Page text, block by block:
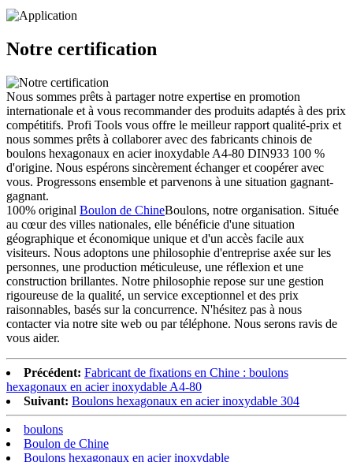
Notre certification
Nous sommes prêts à partager notre expertise en promotion
internationale et à vous recommander des produits adaptés à des prix
compétitifs. Profi Tools vous offre le meilleur rapport qualité-prix et
nous sommes prêts à collaborer avec des fabricants chinois de
boulons hexagonaux en acier inoxydable A4-80 DIN933 100 %
d'origine. Nous espérons sincèrement échanger et coopérer avec
vous. Progressons ensemble et parvenons à une situation gagnant-
gagnant.
100% original Boulon de ChineBoulons, notre organisation. Située
au cœur des villes nationales, elle bénéficie d'une situation
géographique et économique unique et d'un accès facile aux
visiteurs. Nous adoptons une philosophie d'entreprise axée sur les
personnes, une production méticuleuse, une réflexion et une
construction brillantes. Notre philosophie repose sur une gestion
rigoureuse de la qualité, un service exceptionnel et des prix
raisonnables, basés sur la concurrence. N'hésitez pas à nous
contacter via notre site web ou par téléphone. Nous serons ravis de
vous aider.
Précédent: Fabricant de fixations en Chine : boulons
hexagonaux en acier inoxydable A4-80
Suivant: Boulons hexagonaux en acier inoxydable 304
boulons
Boulon de Chine
Boulons hexagonaux en acier inoxydable